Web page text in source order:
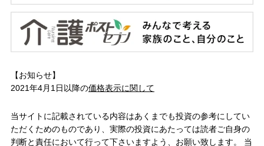
【お知らせ】
2021年4月1日以降の価格表示に関して
当サイトに記載されている内容はあくまでも投資の参考にしてい
ただくためのものであり、実際の投資にあたっては読者ご自身の
判断と責任において行って下さいますよう、お願い致します。 当